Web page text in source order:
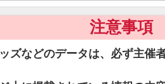
注意事項
ズなどのデータは、必ず主催